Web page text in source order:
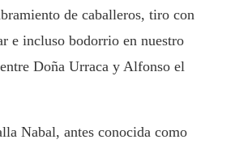
de caballeros, tiro con
e incluso bodorrio en nuestro
Doña Urraca y Alfonso el
Nabal, antes conocida como